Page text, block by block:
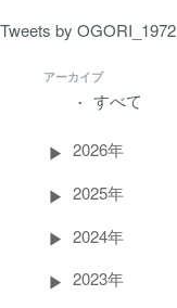
Tweets by OGORI_1972
アーカイブ
すべて
2026年
2025年
2024年
2023年